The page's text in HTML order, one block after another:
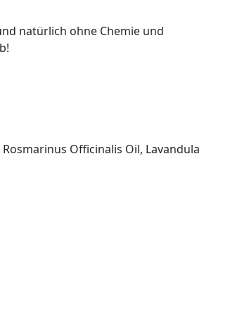
natürlich ohne Chemie und
Officinalis Oil, Lavandula